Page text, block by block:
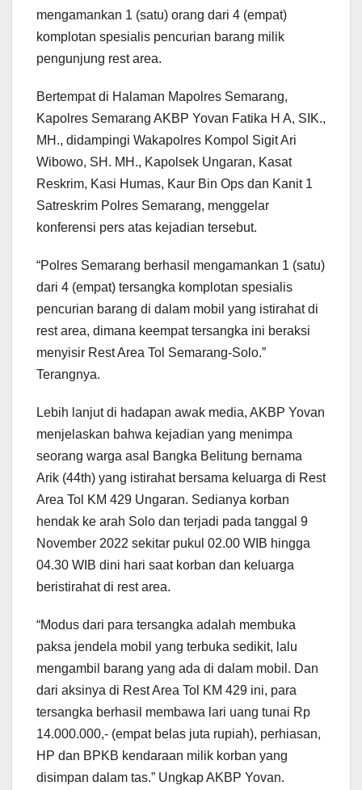
mengamankan 1 (satu) orang dari 4 (empat)
komplotan spesialis pencurian barang milik
pengunjung rest area.
Bertempat di Halaman Mapolres Semarang,
Kapolres Semarang AKBP Yovan Fatika H A, SIK.,
MH., didampingi Wakapolres Kompol Sigit Ari
Wibowo, SH. MH., Kapolsek Ungaran, Kasat
Reskrim, Kasi Humas, Kaur Bin Ops dan Kanit 1
Satreskrim Polres Semarang, menggelar
konferensi pers atas kejadian tersebut.
“Polres Semarang berhasil mengamankan 1 (satu)
dari 4 (empat) tersangka komplotan spesialis
pencurian barang di dalam mobil yang istirahat di
rest area, dimana keempat tersangka ini beraksi
menyisir Rest Area Tol Semarang-Solo.”
Terangnya.
Lebih lanjut di hadapan awak media, AKBP Yovan
menjelaskan bahwa kejadian yang menimpa
seorang warga asal Bangka Belitung bernama
Arik (44th) yang istirahat bersama keluarga di Rest
Area Tol KM 429 Ungaran. Sedianya korban
hendak ke arah Solo dan terjadi pada tanggal 9
November 2022 sekitar pukul 02.00 WIB hingga
04.30 WIB dini hari saat korban dan keluarga
beristirahat di rest area.
“Modus dari para tersangka adalah membuka
paksa jendela mobil yang terbuka sedikit, lalu
mengambil barang yang ada di dalam mobil. Dan
dari aksinya di Rest Area Tol KM 429 ini, para
tersangka berhasil membawa lari uang tunai Rp
14.000.000,- (empat belas juta rupiah), perhiasan,
HP dan BPKB kendaraan milik korban yang
disimpan dalam tas.” Ungkap AKBP Yovan.